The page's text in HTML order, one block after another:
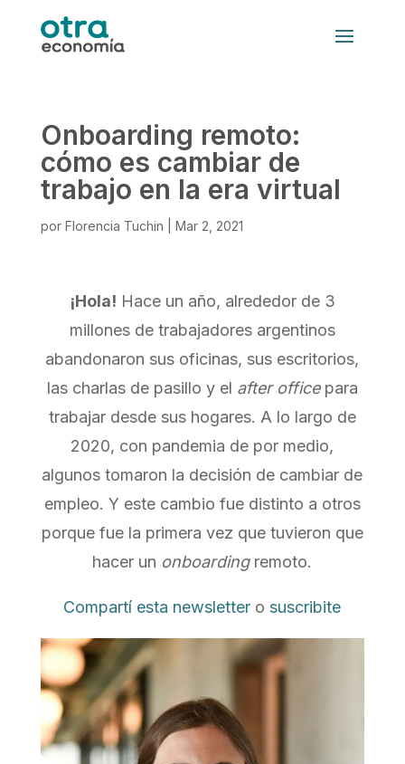
Onboarding remoto:
cómo es cambiar de
trabajo en la era virtual
por Florencia Tuchin Mar 2, 2021
¡Hola! Hace un año, alrededor de 3
millones de trabajadores argentinos
abandonaron sus oficinas, sus escritorios,
las charlas de pasillo y el after officepara
trabajar desde sus hogares. A lo largo de
2020, con pandemia de por medio,
algunos tomaron la decisión de cambiar de
empleo. Y este cambio fue distinto a otros
porque fue la primera vez que tuvieron que
hacer un onboarding remoto.
Compartí esta newsletter osuscribite